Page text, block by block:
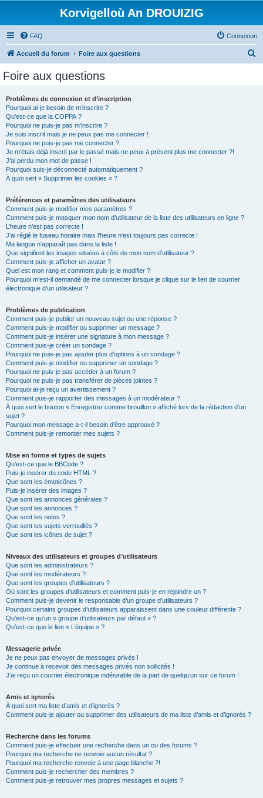
Korvigelloù An DROUIZIG
FAQ Connexion
Accueil du forum Foire aux questions
Foire aux questions
Problèmes de connexion et d’inscription
Pourquoi ai-je besoin de m’inscrire ?
Qu’est-ce que la COPPA ?
Pourquoi ne puis-je pas m’inscrire ?
Je suis inscrit mais je ne peux pas me connecter !
Pourquoi ne puis-je pas me connecter ?
Je m’étais déjà inscrit par le passé mais ne peux à présent plus me connecter ?!
J’ai perdu mon mot de passe !
Pourquoi suis-je déconnecté automatiquement ?
À quoi sert « Supprimer les cookies » ?
Préférences et paramètres des utilisateurs
Comment puis-je modifier mes paramètres ?
Comment puis-je masquer mon nom d’utilisateur de la liste des utilisateurs en ligne ?
L’heure n’est pas correcte !
J’ai réglé le fuseau horaire mais l’heure n’est toujours pas correcte !
Ma langue n’apparaît pas dans la liste !
Que signifient les images situées à côté de mon nom d’utilisateur ?
Comment puis-je afficher un avatar ?
Quel est mon rang et comment puis-je le modifier ?
Pourquoi m’est-il demandé de me connecter lorsque je clique sur le lien de courrier
électronique d’un utilisateur ?
Problèmes de publication
Comment puis-je publier un nouveau sujet ou une réponse ?
Comment puis-je modifier ou supprimer un message ?
Comment puis-je insérer une signature à mon message ?
Comment puis-je créer un sondage ?
Pourquoi ne puis-je pas ajouter plus d’options à un sondage ?
Comment puis-je modifier ou supprimer un sondage ?
Pourquoi ne puis-je pas accéder à un forum ?
Pourquoi ne puis-je pas transférer de pièces jointes ?
Pourquoi ai-je reçu un avertissement ?
Comment puis-je rapporter des messages à un modérateur ?
À quoi sert le bouton « Enregistrer comme brouillon » affiché lors de la rédaction d’un
sujet ?
Pourquoi mon message a-t-il besoin d’être approuvé ?
Comment puis-je remonter mes sujets ?
Mise en forme et types de sujets
Qu’est-ce que le BBCode ?
Puis-je insérer du code HTML ?
Que sont les émoticônes ?
Puis-je insérer des images ?
Que sont les annonces générales ?
Que sont les annonces ?
Que sont les notes ?
Que sont les sujets verrouillés ?
Que sont les icônes de sujet ?
Niveaux des utilisateurs et groupes d’utilisateurs
Que sont les administrateurs ?
Que sont les modérateurs ?
Que sont les groupes d’utilisateurs ?
Où sont les groupes d’utilisateurs et comment puis-je en rejoindre un ?
Comment puis-je devenir le responsable d’un groupe d’utilisateurs ?
Pourquoi certains groupes d’utilisateurs apparaissent dans une couleur différente ?
Qu’est-ce qu’un « groupe d’utilisateurs par défaut » ?
Qu’est-ce que le lien « L’équipe » ?
Messagerie privée
Je ne peux pas envoyer de messages privés !
Je continue à recevoir des messages privés non sollicités !
J’ai reçu un courrier électronique indésirable de la part de quelqu’un sur ce forum !
Amis et ignorés
À quoi sert ma liste d’amis et d’ignorés ?
Comment puis-je ajouter ou supprimer des utilisateurs de ma liste d’amis et d’ignorés ?
Recherche dans les forums
Comment puis-je effectuer une recherche dans un ou des forums ?
Pourquoi ma recherche ne renvoie aucun résultat ?
Pourquoi ma recherche renvoie à une page blanche ?!
Comment puis-je rechercher des membres ?
Comment puis-je retrouver mes propres messages et sujets ?